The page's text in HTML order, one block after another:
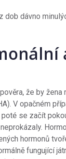
dávno
že by
V opačném
se začít
hormonů
fungující